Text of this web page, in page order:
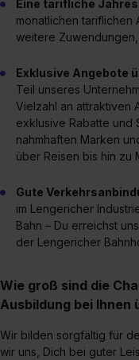
Eine tarifliche
monatlichen tariflichen
weitere
Exklusive Angebote
Teil unseres
Vielzahl an attraktiven
exklusive Rabatte und
nahmhaften Marken
über Reisen bis hin zu
Gute
im Lengericher
Bahn – Du erreichst
der Lengericher
Wie groß sind die
Ausbildung bei Ihnen
Wir bilden sorgfältig für
wir uns, Dich bei guter